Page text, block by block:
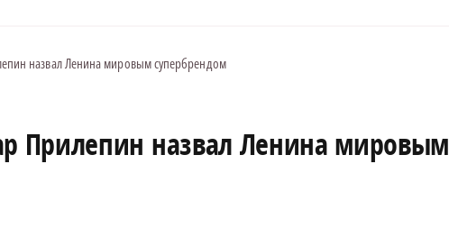
назвал Ленина мировым супербрендом
Прилепин назвал Ленина мировым